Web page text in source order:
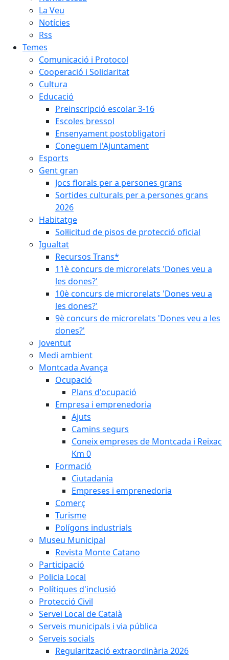
La Veu
Notícies
Rss
Temes
Comunicació i Protocol
Cooperació i Solidaritat
Cultura
Educació
Preinscripció escolar 3-16
Escoles bressol
Ensenyament postobligatori
Coneguem l'Ajuntament
Esports
Gent gran
Jocs florals per a persones grans
Sortides culturals per a persones grans
2026
Habitatge
Sol·licitud de pisos de protecció oficial
Igualtat
Recursos Trans*
11è concurs de microrelats 'Dones veu a
les dones?'
10è concurs de microrelats 'Dones veu a
les dones?'
9è concurs de microrelats 'Dones veu a les
dones?'
Joventut
Medi ambient
Montcada Avança
Ocupació
Plans d'ocupació
Empresa i emprenedoria
Ajuts
Camins segurs
Coneix empreses de Montcada i Reixac
Km 0
Formació
Ciutadania
Empreses i emprenedoria
Comerç
Turisme
Polígons industrials
Museu Municipal
Revista Monte Catano
Participació
Policia Local
Polítiques d'inclusió
Protecció Civil
Servei Local de Català
Serveis municipals i via pública
Serveis socials
Regularització extraordinària 2026